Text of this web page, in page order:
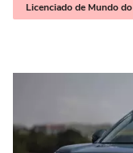
Licenciado de Mundo